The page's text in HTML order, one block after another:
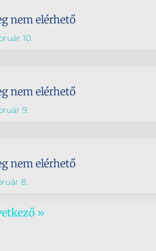
nem elérhető
10.
nem elérhető
9.
nem elérhető
8.
»